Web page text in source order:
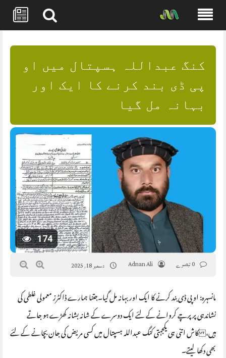
content
کنگ عبداللہ ہسپتال میں او
پی ڈی بند کرنے کا ایک اور
بہانہ مل گیا
174
Adnan Ali دسمبر 18, 2025
مانسہرہ: او پی ڈی بند کرنے کا ایک اور بہانہ مل گیا۔جتنا ہمارے ڈاکٹرز معمولی غلطی کی
نشاندہی پر پرچے کروانے کے لئے ایک دوسرے کے شانہ بشانہ کھڑے ہو جاتے
ہیں، کاش اتنی ہی یکجہتی کنگ عبداللہ ہسپتال میں کسی مریض کی جان بچانے کے لئے
بھی دکھا لیتے۔